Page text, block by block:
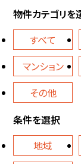
物件カテゴリを
すべて
マンション
その他
条件を選択
地域